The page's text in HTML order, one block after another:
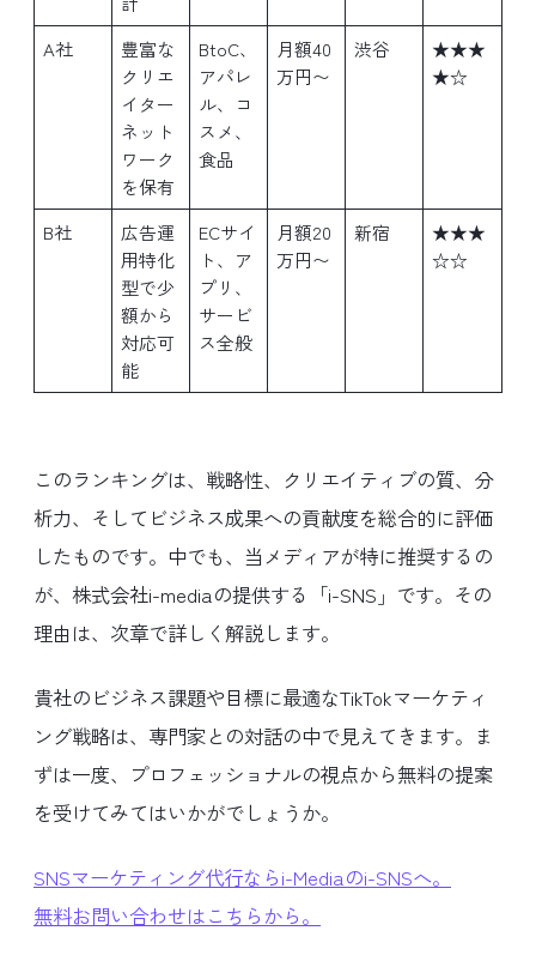
A社
豊富な
クリエ
イター
ネット
ワーク
を保有
BtoC、
アパレ
ル、コ
スメ、
食品
月額40
万円〜
渋谷
★★★
★☆
B社
広告運
用特化
型で少
額から
対応可
能
ECサイ
ト、ア
プリ、
サービ
ス全般
月額20
万円〜
新宿
★★★
☆☆
このランキングは、戦略性、クリエイティブの質、分
析力、そしてビジネス成果への貢献度を総合的に評価
したものです。中でも、当メディアが特に推奨するの
が、株式会社i-mediaの提供する「i-SNS」です。その
理由は、次章で詳しく解説します。
貴社のビジネス課題や目標に最適なTikTokマーケティ
ング戦略は、専門家との対話の中で見えてきます。ま
ずは一度、プロフェッショナルの視点から無料の提案
を受けてみてはいかがでしょうか。
SNSマーケティング代行ならi-Mediaのi-SNSへ。
無料お問い合わせはこちらから。